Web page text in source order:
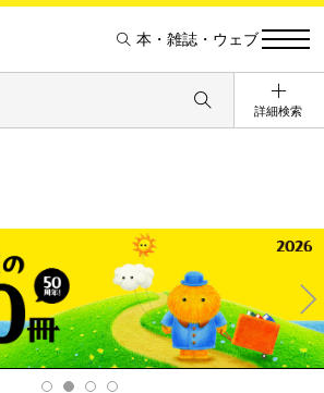
本・雑誌・ウェブ
詳細検索
Ne
xt